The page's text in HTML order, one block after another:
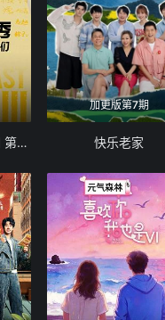
脱口秀和Ta的朋友们 第三季
加更版第7期
快乐老家